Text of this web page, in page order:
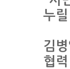
누
김
협